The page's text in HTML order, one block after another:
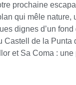
prochaine
qui mêle nature,
dignes d’un
Castell de la Punta
et Sa Coma :